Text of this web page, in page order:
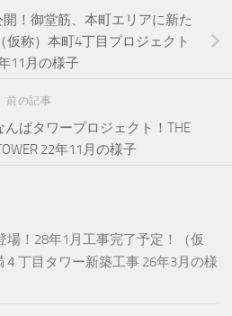
！御堂筋、本町エリアに新た
仮称）本町4丁目プロジェクト
11月の様子
前の記事
ばタワープロジェクト！THE
22年11月の様子
場！28年1月工事完了予定！（仮
丁目タワー新築工事 26年3月の様